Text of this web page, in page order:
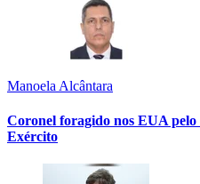
Manoela Alcântara
Coronel foragido nos EUA
Exército